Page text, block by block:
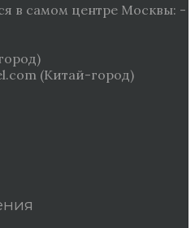
в самом центре Москвы: -
(Китай-город)